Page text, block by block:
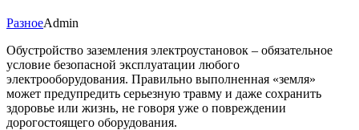
РазноеAdmin
Обустройство заземления электроустановок – обязательное
условие безопасной эксплуатации любого
электрооборудования. Правильно выполненная «земля»
может предупредить серьезную травму и даже сохранить
здоровье или жизнь, не говоря уже о повреждении
дорогостоящего оборудования.